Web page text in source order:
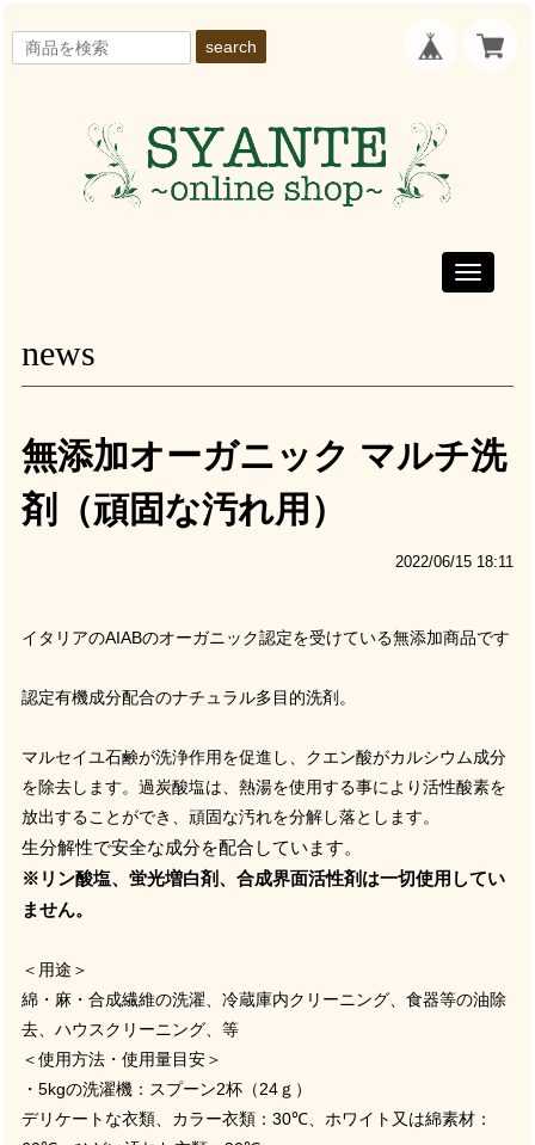
search
Toggle
news
無添加オーガニック マルチ洗
剤（頑固な汚れ用）
2022/06/15 18:11
イタリアのAIABのオーガニック認定を受けている無添加商品です
認定有機成分配合のナチュラル多目的洗剤。
マルセイユ石鹸が洗浄作用を促進し、クエン酸がカルシウム成分
を除去します。過炭酸塩は、熱湯を使用する事により活性酸素を
放出することができ、頑固な汚れを分解し落とします。
生分解性で安全な成分を配合しています。
※リン酸塩、蛍光増白剤、合成界面活性剤は一切使用してい
ません。
＜用途＞
綿・麻・合成繊維の洗濯、冷蔵庫内クリーニング、食器等の油除
去、ハウスクリーニング、等
＜使用方法・使用量目安＞
・ 5kgの洗濯機：スプーン2杯（24 ｇ）
デリケートな衣類、カラー衣類： 30℃、ホワイト又は綿素材：